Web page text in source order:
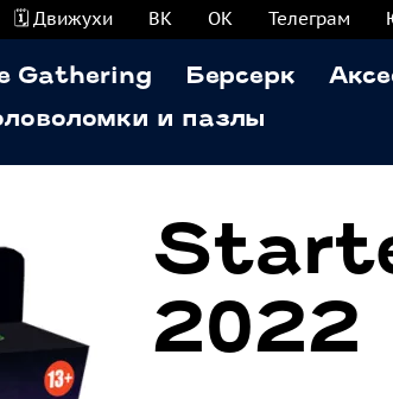
🗓️ Движухи ВК ОК Телеграм
Gathering Берсерк
и пазлы
2022